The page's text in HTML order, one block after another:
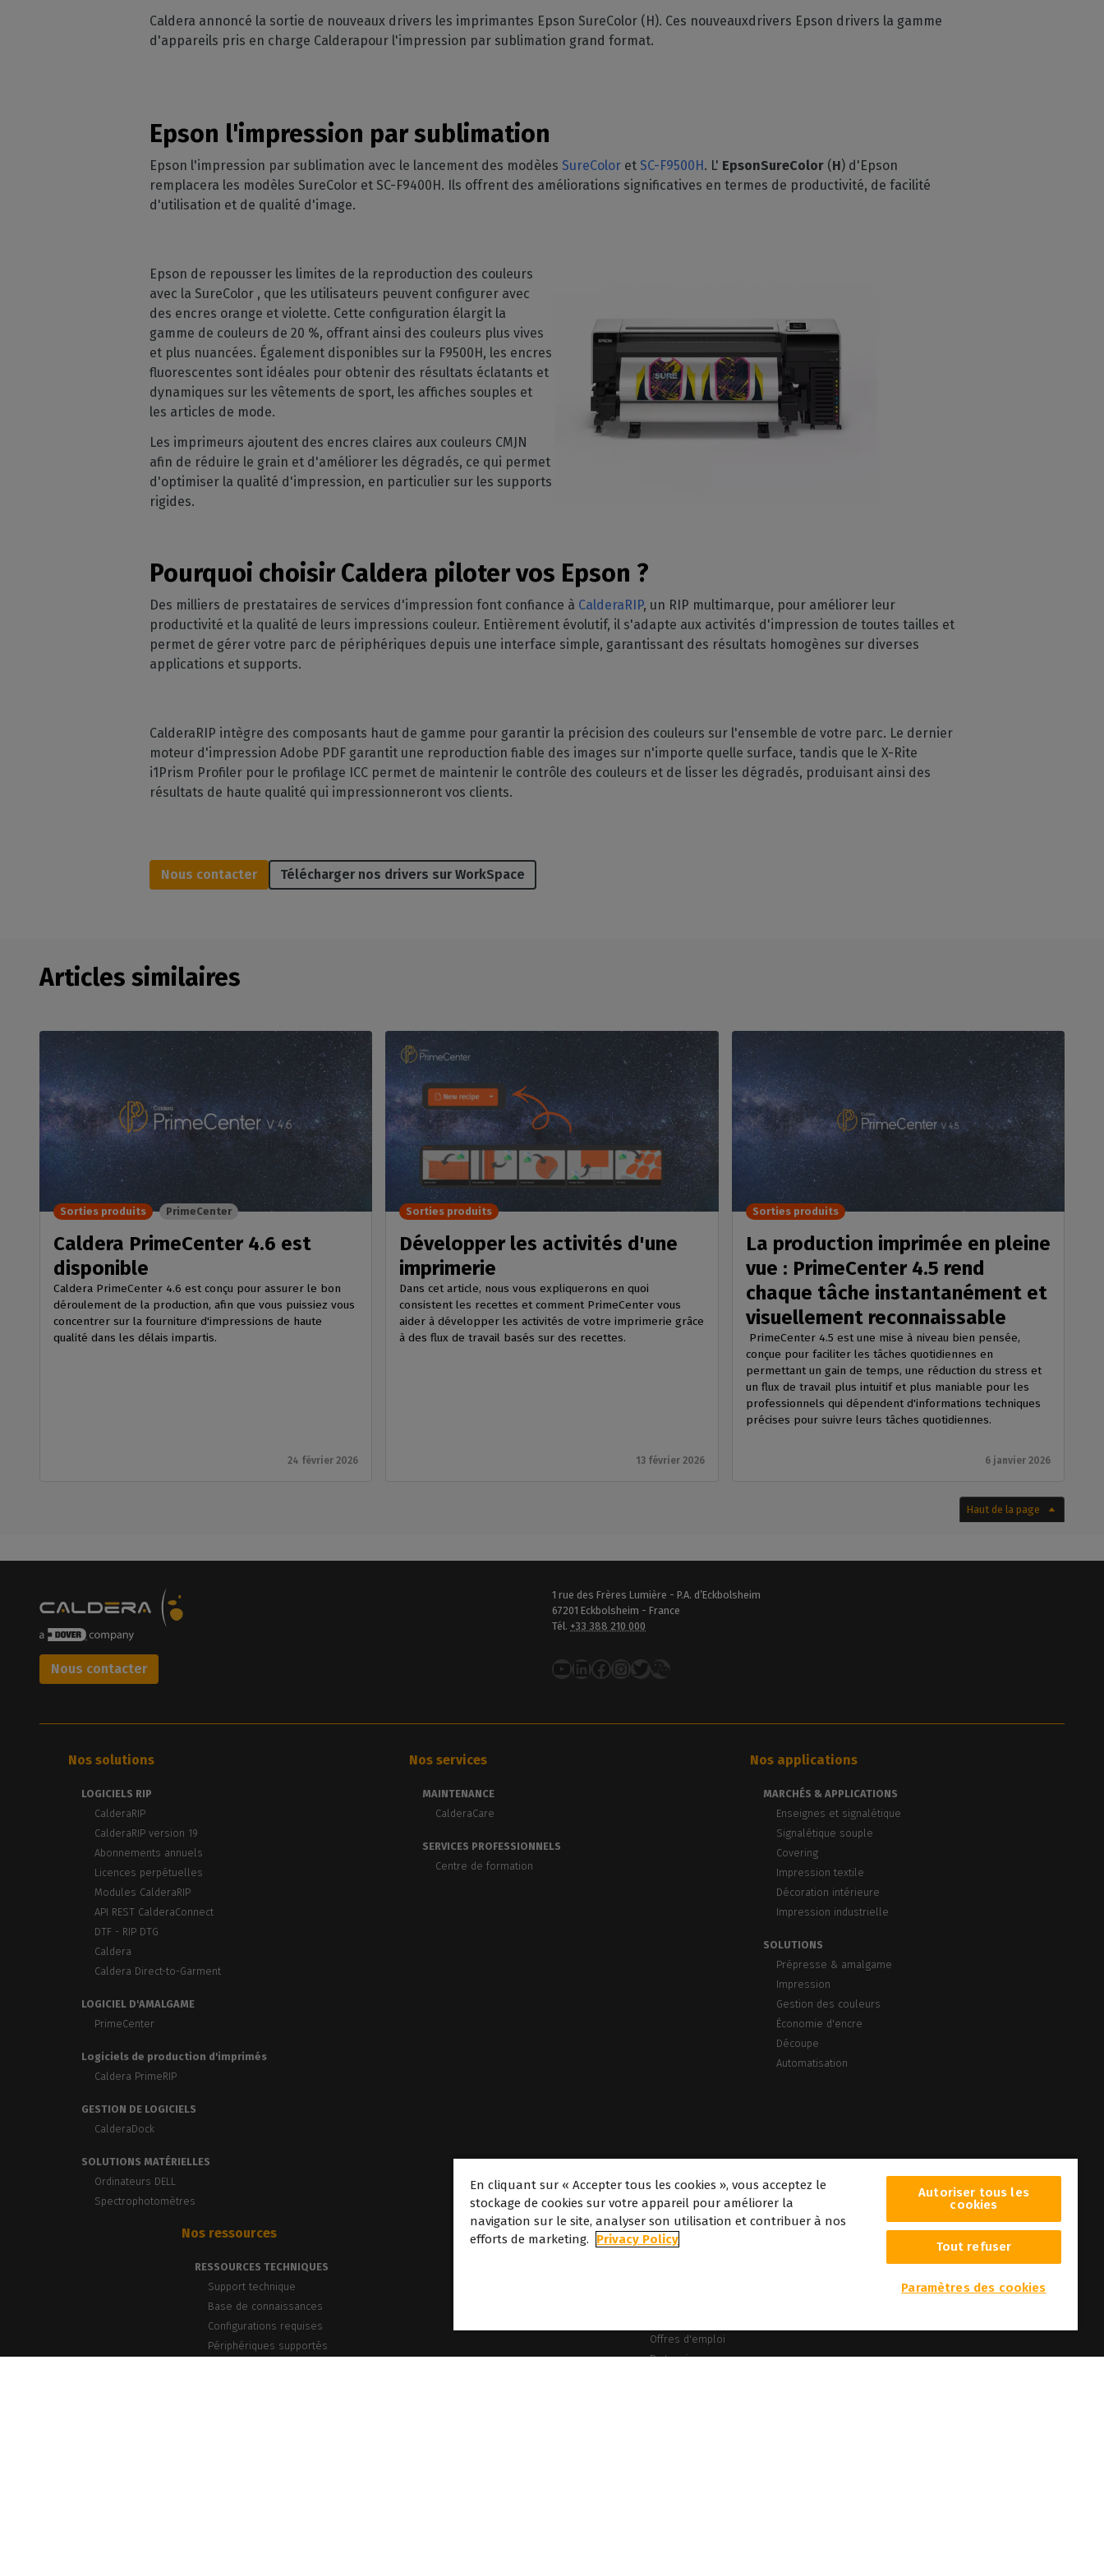
Modules CalderaRIP
CalderaConnect
Votre solution d'API REST
DTF - RIP DTG
Caldera
Caldera Direct-to-
Garment
RIP pour l'impression DTG
CalderaDock
Gérez vos solutions Caldera
Stations RIP pré-installées
Mesurez vos couleurs
Décoration intérieure
Impression multi-supports
Découpe
Gérez vos découpes
OS compatibles
Périphériques
Caldera annoncé la sortie de nouveaux drivers les imprimantes Epson SureColor (H). Ces nouveauxdrivers Epson drivers la gamme
d'appareils pris en charge Calderapour l'impression par sublimation grand format.
Epson l'impression par sublimation
Epson l'impression par sublimation avec le lancement des modèles SureColor et SC-F9500H. L' EpsonSureColor (H) d'Epson
remplacera les modèles SureColor et SC-F9400H. Ils offrent des améliorations significatives en termes de productivité, de facilité
d'utilisation et de qualité d'image.
Epson de repousser les limites de la reproduction des couleurs
avec la SureColor , que les utilisateurs peuvent configurer avec
des encres orange et violette. Cette configuration élargit la
gamme de couleurs de 20 %, offrant ainsi des couleurs plus vives
et plus nuancées. Également disponibles sur la F9500H, les encres
fluorescentes sont idéales pour obtenir des résultats éclatants et
dynamiques sur les vêtements de sport, les affiches souples et
les articles de mode.
Les imprimeurs ajoutent des encres claires aux couleurs CMJN
afin de réduire le grain et d'améliorer les dégradés, ce qui permet
d'optimiser la qualité d'impression, en particulier sur les supports
rigides.
Pourquoi choisir Caldera piloter vos Epson ?
Des milliers de prestataires de services d'impression font confiance à CalderaRIP, un RIP multimarque, pour améliorer leur
productivité et la qualité de leurs impressions couleur. Entièrement évolutif, il s'adapte aux activités d'impression de toutes tailles et
permet de gérer votre parc de périphériques depuis une interface simple, garantissant des résultats homogènes sur diverses
applications et supports.
CalderaRIP intègre des composants haut de gamme pour garantir la précision des couleurs sur l'ensemble de votre parc. Le dernier
moteur d'impression Adobe PDF garantit une reproduction fiable des images sur n'importe quelle surface, tandis que le X-Rite
i1Prism Profiler pour le profilage ICC permet de maintenir le contrôle des couleurs et de lisser les dégradés, produisant ainsi des
résultats de haute qualité qui impressionneront vos clients.
Nous contacter Télécharger nos drivers sur WorkSpace
Articles similaires
Caldera PrimeCenter 4.6 est
disponible
Caldera PrimeCenter 4.6 est conçu pour assurer le bon
déroulement de la production, afin que vous puissiez vous
concentrer sur la fourniture d'impressions de haute
qualité dans les délais impartis.
24 février 2026
Sorties produits PrimeCenter
Développer les activités d'une
imprimerie
Dans cet article, nous vous expliquerons en quoi
consistent les recettes et comment PrimeCenter vous
aider à développer les activités de votre imprimerie grâce
à des flux de travail basés sur des recettes.
13 février 2026
Sorties produits
La production imprimée en pleine
vue : PrimeCenter 4.5 rend
chaque tâche instantanément et
visuellement reconnaissable
PrimeCenter 4.5 est une mise à niveau bien pensée,
conçue pour faciliter les tâches quotidiennes en
permettant un gain de temps, une réduction du stress et
un flux de travail plus intuitif et plus maniable pour les
professionnels qui dépendent d'informations techniques
précises pour suivre leurs tâches quotidiennes.
6 janvier 2026
Sorties produits
Haut de la page
1 rue des Frères Lumière - P.A. d’Eckbolsheim
67201 Eckbolsheim - France
Tél. +33 388 210 000
Nous contacter YouTube
LinkedIn
Facebook
Instagram
Twitter
Nos solutions
LOGICIELS RIP
CalderaRIP
CalderaRIP version 19
Abonnements annuels
Licences perpétuelles
Modules CalderaRIP
API REST CalderaConnect
DTF - RIP DTG
Caldera
Caldera Direct-to-Garment
LOGICIEL D'AMALGAME
PrimeCenter
Logiciels de production d'imprimés
Caldera PrimeRIP
GESTION DE LOGICIELS
CalderaDock
SOLUTIONS MATÉRIELLES
Ordinateurs DELL
Spectrophotomètres
Nos services
MAINTENANCE
CalderaCare
SERVICES PROFESSIONNELS
Centre de formation
Nos applications
MARCHÉS & APPLICATIONS
Enseignes et signalétique
Signalétique souple
Covering
Impression textile
Décoration intérieure
Impression industrielle
SOLUTIONS
Prépresse & amalgame
Impression
Gestion des couleurs
Économie d'encre
Découpe
Automatisation
Nos ressources
RESSOURCES TECHNIQUES
Support technique
Base de connaissances
Configurations requises
Périphériques supportés
À propos
Offres d'emploi
Partenaires
En cliquant sur « Accepter tous les cookies », vous acceptez le
stockage de cookies sur votre appareil pour améliorer la
navigation sur le site, analyser son utilisation et contribuer à nos
efforts de marketing.
Privacy Policy
Autoriser tous les
cookies
Tout refuser
Paramètres des cookies